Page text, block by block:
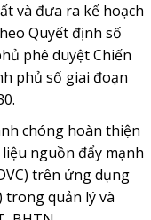
và đưa ra kế hoạch
Quyết định số
phê duyệt Chiến
phủ số giai đoạn
chóng hoàn thiện
liệu nguồn đẩy mạnh
trên ứng dụng
trong quản lý và